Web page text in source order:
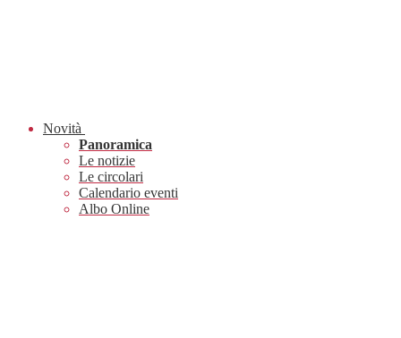
Novità
Panoramica
Le notizie
Le circolari
Calendario eventi
Albo Online